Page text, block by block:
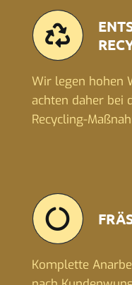
Wir legen hohen
achten daher bei
Recycling-
Komplette